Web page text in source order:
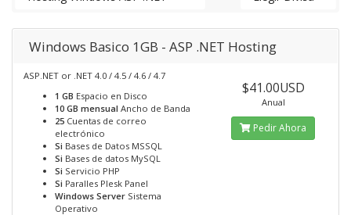
Windows Basico 1GB - ASP .NET Hosting
ASP.NET or .NET 4.0 / 4.5 / 4.6 / 4.7
1 GB Espacio en Disco
10 GB mensual Ancho de Banda
25 Cuentas de correo
electrónico
Si Bases de Datos MSSQL
Si Bases de datos MySQL
Si Servicio PHP
Si Paralles Plesk Panel
Windows Server Sistema
Operativo
$41.00USD
Anual
Pedir Ahora